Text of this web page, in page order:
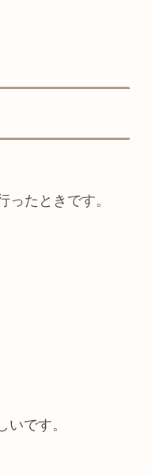
たときです。
です。